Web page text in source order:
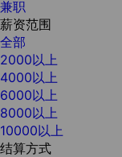
兼职
薪资范围
全部
2000以上
4000以上
6000以上
8000以上
10000以上
结算方式